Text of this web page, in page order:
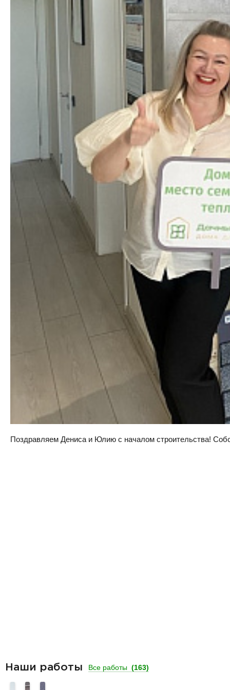
Поздравляем Дениса и Юлию с началом строительства!
Наши работы Все работы (163)